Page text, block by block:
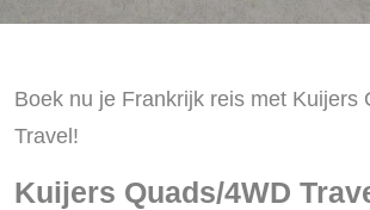
Boek nu je Frankrijk reis met Kuijers
Travel!
Kuijers Quads/4WD